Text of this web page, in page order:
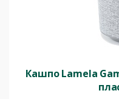
Кашпо Lamela